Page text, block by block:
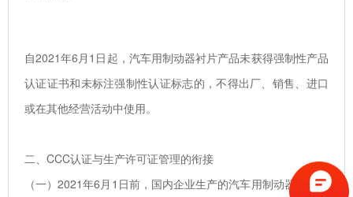
自2021年6月1日起，汽车用制动器衬片产品未获得强制性产品
认证证书和未标注强制性认证标志的，不得出厂、销售、进口
或在其他经营活动中使用。
二、CCC认证与生产许可证管理的衔接
（一）2021年6月1日前，国内企业生产的汽车用制动器衬片产